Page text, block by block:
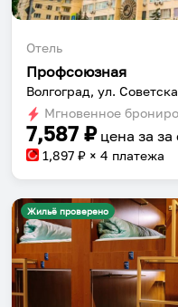
Отель
Профсоюзная
Волгоград, ул.
Мгновенное
7,587 ₽ цена за за
1,897 ₽ × 4 платежа
Жильё проверено